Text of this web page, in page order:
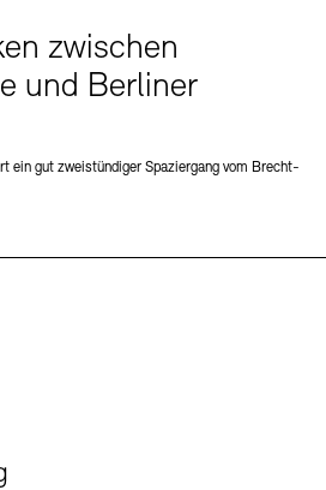
zwischen
und Berliner
ein gut zweistündiger Spaziergang vom Brecht-